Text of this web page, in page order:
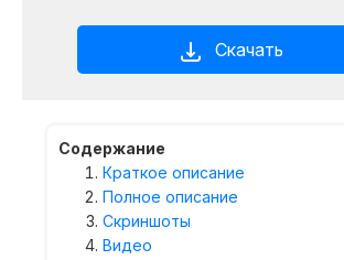
Скачать
Содержание
Краткое описание
Полное описание
Скриншоты
Видео